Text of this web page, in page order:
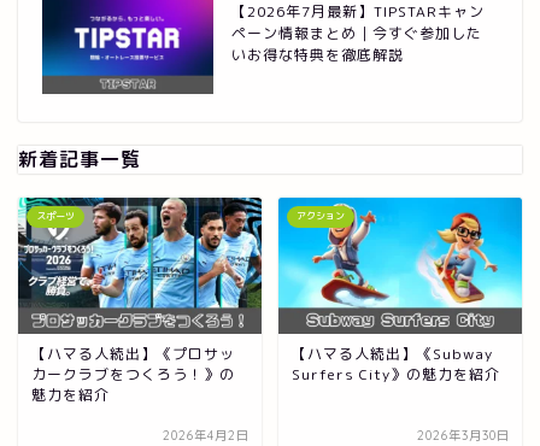
【2026年7月最新】TIPSTARキャン
ペーン情報まとめ｜今すぐ参加した
いお得な特典を徹底解説
新着記事一覧
スポーツ
【ハマる人続出】《プロサッ
カークラブをつくろう！》の
魅力を紹介
2026年4月2日
アクション
【ハマる人続出】《Subway
Surfers City》の魅力を紹介
2026年3月30日